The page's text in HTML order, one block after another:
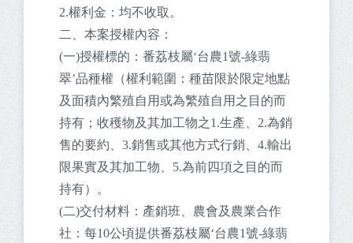
2.權利金：均不收取。
二、本案授權內容：
(一)授權標的：番荔枝屬‘台農1號-綠翡
翠’品種權（權利範圍：種苗限於限定地點
及面積內繁殖自用或為繁殖自用之目的而
持有；收穫物及其加工物之1.生產、2.為銷
售的要約、3.銷售或其他方式行銷、4.輸出
限果實及其加工物、5.為前四項之目的而
持有）。
(二)交付材料：產銷班、農會及農業合作
社：每10公頃提供番荔枝屬‘台農1號-綠翡